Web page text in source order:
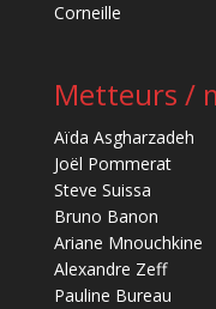
Corneille
Metteurs /
Aïda Asgharzadeh
Joël Pommerat
Steve Suissa
Bruno Banon
Ariane Mnouchkine
Alexandre Zeff
Pauline Bureau